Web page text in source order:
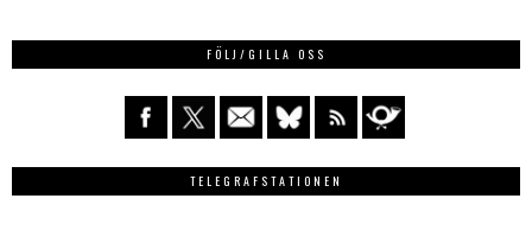
FÖLJ/GILLA OSS
TELEGRAFSTATIONEN